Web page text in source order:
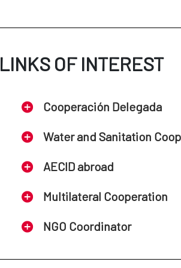
Definir los procedimientos de
Planificar, financiar y ejecutar
LINKS OF INTEREST
Cooperación Delegada
Water and Sanitation
AECID abroad
Multilateral Cooperation
NGO Coordinator